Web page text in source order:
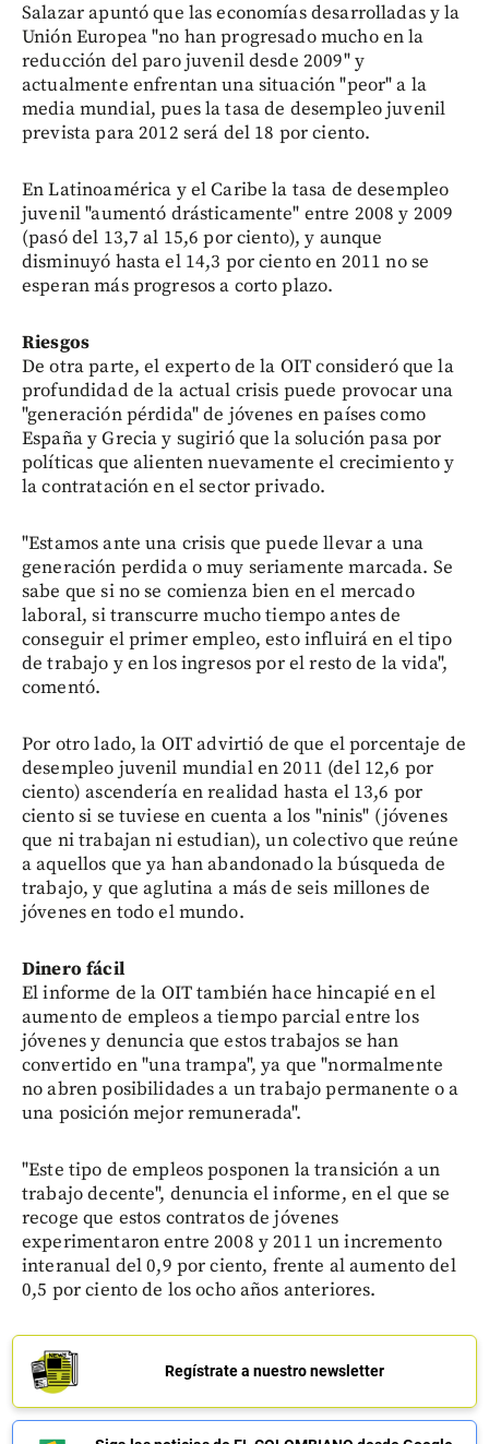
Salazar apuntó que las economías desarrolladas y la
Unión Europea "no han progresado mucho en la
reducción del paro juvenil desde 2009" y
actualmente enfrentan una situación "peor" a la
media mundial, pues la tasa de desempleo juvenil
prevista para 2012 será del 18 por ciento.
En Latinoamérica y el Caribe la tasa de desempleo
juvenil "aumentó drásticamente" entre 2008 y 2009
(pasó del 13,7 al 15,6 por ciento), y aunque
disminuyó hasta el 14,3 por ciento en 2011 no se
esperan más progresos a corto plazo.
Riesgos
De otra parte, el experto de la OIT consideró que la
profundidad de la actual crisis puede provocar una
"generación pérdida" de jóvenes en países como
España y Grecia y sugirió que la solución pasa por
políticas que alienten nuevamente el crecimiento y
la contratación en el sector privado.
"Estamos ante una crisis que puede llevar a una
generación perdida o muy seriamente marcada. Se
sabe que si no se comienza bien en el mercado
laboral, si transcurre mucho tiempo antes de
conseguir el primer empleo, esto influirá en el tipo
de trabajo y en los ingresos por el resto de la vida",
comentó.
Por otro lado, la OIT advirtió de que el porcentaje de
desempleo juvenil mundial en 2011 (del 12,6 por
ciento) ascendería en realidad hasta el 13,6 por
ciento si se tuviese en cuenta a los "ninis" (jóvenes
que ni trabajan ni estudian), un colectivo que reúne
a aquellos que ya han abandonado la búsqueda de
trabajo, y que aglutina a más de seis millones de
jóvenes en todo el mundo.
Dinero fácil
El informe de la OIT también hace hincapié en el
aumento de empleos a tiempo parcial entre los
jóvenes y denuncia que estos trabajos se han
convertido en "una trampa", ya que "normalmente
no abren posibilidades a un trabajo permanente o a
una posición mejor remunerada".
"Este tipo de empleos posponen la transición a un
trabajo decente", denuncia el informe, en el que se
recoge que estos contratos de jóvenes
experimentaron entre 2008 y 2011 un incremento
interanual del 0,9 por ciento, frente al aumento del
0,5 por ciento de los ocho años anteriores.
Regístrate a nuestro newsletter